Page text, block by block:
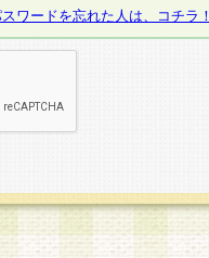
ワードを忘れた人は、コチラ！